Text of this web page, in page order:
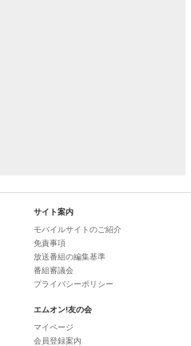
サイト案内
モバイルサイトのご紹介
免責事項
放送番組の編集基準
番組審議会
プライバシーポリシー
エムオン!友の会
マイページ
会員登録案内